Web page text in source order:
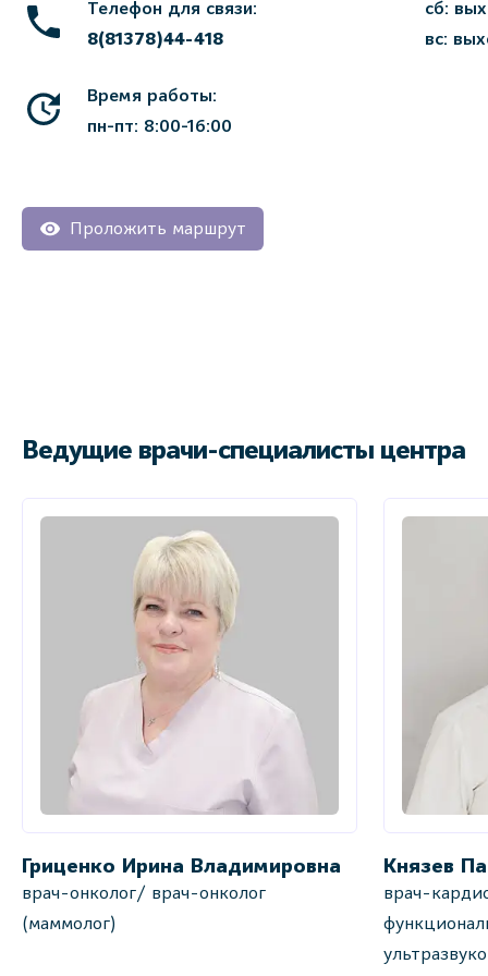
Телефон для связи:
8(81378)44-418
Время работы:
пн-пт: 8:00-16:00
сб:
вс:
Проложить маршрут
Ведущие врачи-специалисты центра
Гриценко Ирина Владимировна
врач-онколог/ врач-онколог
(маммолог)
Князев
врач-